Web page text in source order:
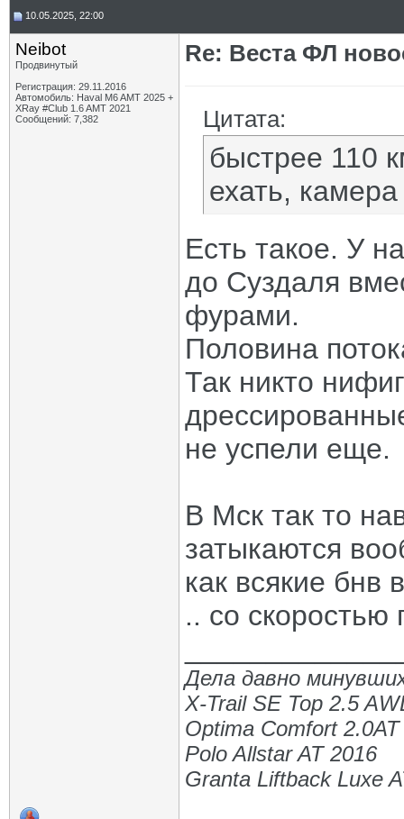
10.05.2025, 22:00
Neibot
Продвинутый
Регистрация: 29.11.2016
Автомобиль: Haval M6 AMT 2025 +
XRay #Club 1.6 AMT 2021
Сообщений: 7,382
Re: Веста ФЛ
Цитата:
быстрее 110
ехать,
Есть такое. У
до Суздаля
фурами.
Половина
Так никто
не успели еще.
В Мск так то
затыкаются
как всякие бнв
.. со скоростью
Дела давно
X-Trail SE Top 2.5
Optima Comfort
Polo Allstar AT 2016
Granta Liftback Luxe